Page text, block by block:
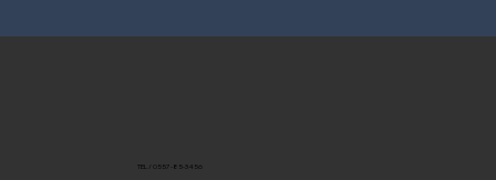
TEL / 0557-85-3456